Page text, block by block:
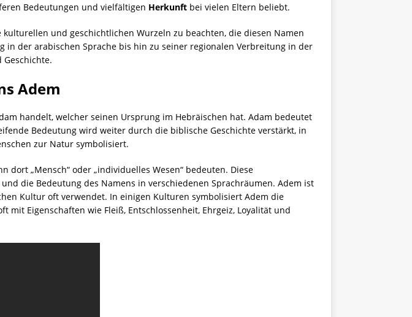
Bedeutungen und vielfältigen Herkunft bei vielen Eltern beliebt.
kulturellen und geschichtlichen Wurzeln zu beachten, die diesen Namen
der arabischen Sprache bis hin zu seiner regionalen Verbreitung in der
Adem
handelt, welcher seinen Ursprung im Hebräischen hat. Adam bedeutet
Bedeutung wird weiter durch die biblische Geschichte verstärkt, in
zur Natur symbolisiert.
„Mensch“ oder „individuelles Wesen“ bedeuten. Diese
die Bedeutung des Namens in verschiedenen Sprachräumen. Adem ist
Kultur oft verwendet. In einigen Kulturen symbolisiert Adem die
Eigenschaften wie Fleiß, Entschlossenheit, Ehrgeiz, Loyalität und